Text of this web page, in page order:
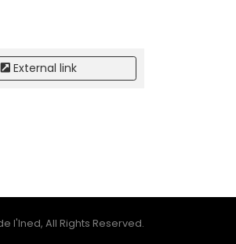
External link
l'Ined, All Rights Reserved.